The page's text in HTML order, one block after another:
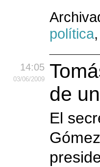
política,
14:05
03/06/2009
de
El